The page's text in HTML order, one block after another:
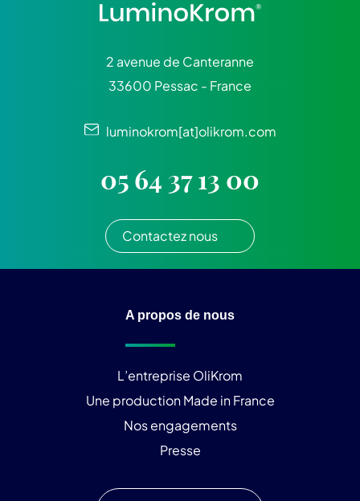
2 avenue de Canteranne
33600 Pessac - France
luminokrom[at]olikrom.com
05 64 37 13 00
Contactez nous
A propos de nous
L’entreprise OliKrom
Une production Made in France
Nos engagements
Presse